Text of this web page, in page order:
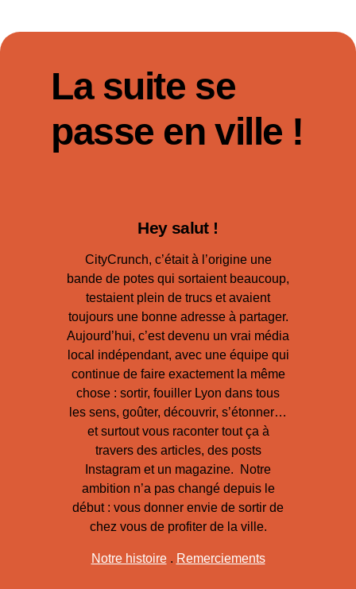
La suite se
passe en ville !
Hey salut !
CityCrunch, c’était à l’origine une
bande de potes qui sortaient beaucoup,
testaient plein de trucs et avaient
toujours une bonne adresse à partager.
Aujourd’hui, c’est devenu un vrai média
local indépendant, avec une équipe qui
continue de faire exactement la même
chose : sortir, fouiller Lyon dans tous
les sens, goûter, découvrir, s’étonner…
et surtout vous raconter tout ça à
travers des articles, des posts
Instagram et un magazine. Notre
ambition n’a pas changé depuis le
début : vous donner envie de sortir de
chez vous de profiter de la ville.
Notre histoire. Remerciements